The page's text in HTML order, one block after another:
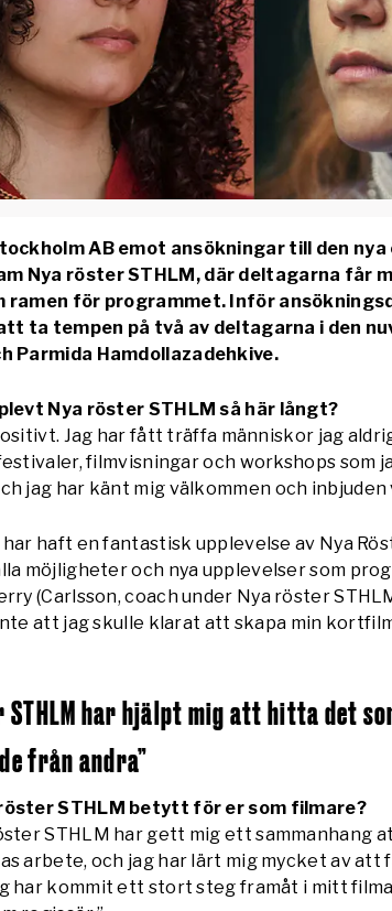
AB emot ansökningar till den
Nya röster STHLM, där deltagarna får
ramen för programmet. Inför
ta tempen på två av deltagarna i den
Parmida Hamdollazadehkive.
Nya röster STHLM så här långt?
Jag har fått träffa människor jag
filmvisningar och workshops som
jag har känt mig välkommen och inbjuden
har haft en fantastisk upplevelse av Nya
möjligheter och nya upplevelser som
(Carlsson, coach under Nya röster
att jag skulle klarat att skapa min
STHLM har hjälpt mig att hitta det
från andra”
STHLM betytt för er som filmare?
STHLM har gett mig ett sammanhang
arbete, och jag har lärt mig mycket av att
har kommit ett stort steg framåt i mitt